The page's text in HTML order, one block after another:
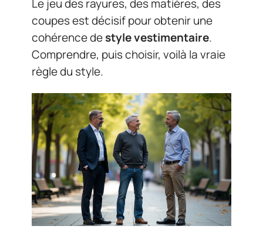
Le jeu des rayures, des matières, des
coupes est décisif pour obtenir une
cohérence destyle vestimentaire.
Comprendre, puis choisir, voilà la vraie
règle du style.